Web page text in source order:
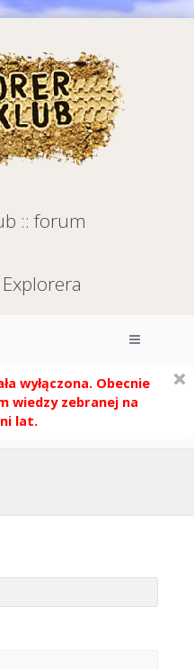
:: forum
wyłączona. Obecnie
wiedzy zebranej na
lat.